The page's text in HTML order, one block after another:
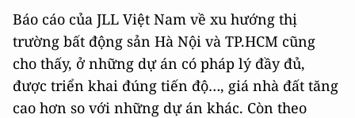
Báo cáo của JLL Việt Nam về xu hướng thị
trường bất động sản Hà Nội và TP.HCM cũng
cho thấy, ở những dự án có pháp lý đầy đủ,
được triển khai đúng tiến độ…, giá nhà đất tăng
cao hơn so với những dự án khác. Còn theo